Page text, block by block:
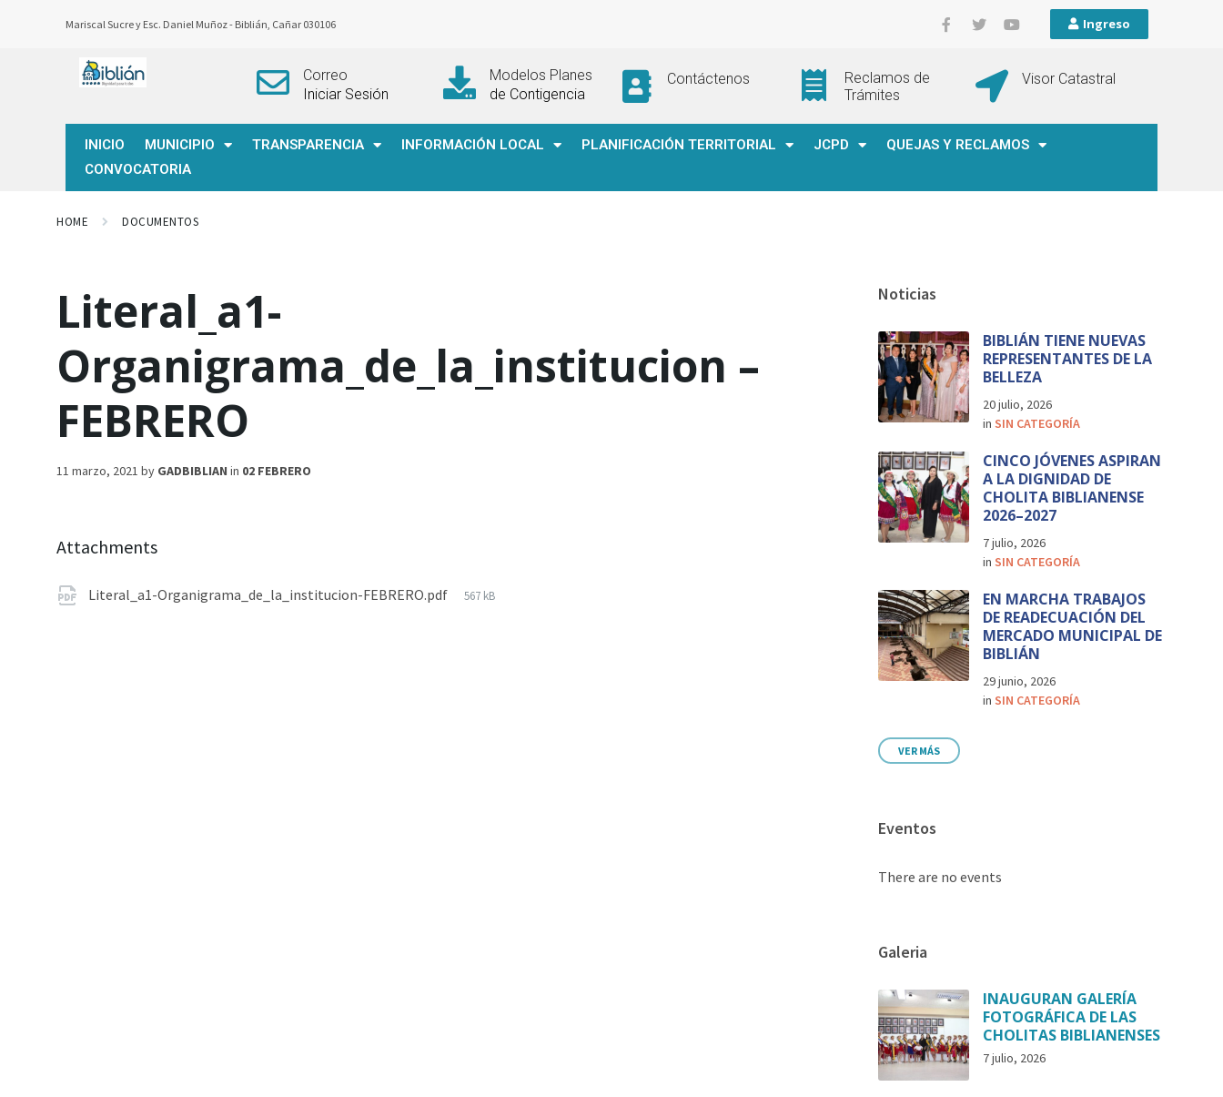
Mariscal Sucre y Esc. Daniel Muñoz - Biblián, Cañar 030106 Ingreso
Correo
Iniciar Sesión
Modelos Planes
de Contigencia
Contáctenos
Reclamos de
Trámites
Visor Catastral
INICIO MUNICIPIO TRANSPARENCIA INFORMACIÓN LOCAL PLANIFICACIÓN TERRITORIAL JCPD
QUEJAS Y RECLAMOS
CONVOCATORIA
HOME DOCUMENTOS
Literal_a1-
Organigrama_de_la_institucion –
FEBRERO
11 marzo, 2021 by GADBIBLIAN in 02 FEBRERO
Attachments
Literal_a1-Organigrama_de_la_institucion-FEBRERO.pdf 567 kB
Noticias
BIBLIÁN TIENE NUEVAS
REPRESENTANTES DE LA
BELLEZA
20 julio, 2026
inSIN CATEGORÍA
CINCO JÓVENES ASPIRAN
A LA DIGNIDAD DE
CHOLITA BIBLIANENSE
2026–2027
7 julio, 2026
inSIN CATEGORÍA
EN MARCHA TRABAJOS
DE READECUACIÓN DEL
MERCADO MUNICIPAL DE
BIBLIÁN
29 junio, 2026
inSIN CATEGORÍA
VER MÁS
Eventos
There are no events
Galeria
INAUGURAN GALERÍA
FOTOGRÁFICA DE LAS
CHOLITAS BIBLIANENSES
7 julio, 2026